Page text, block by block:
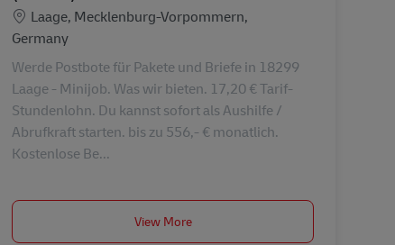
Lokalizacja
Laage, Mecklenburg-Vorpommern,
Germany
Werde Postbote für Pakete und Briefe in 18299
Laage - Minijob. Was wir bieten. 17,20 € Tarif-
Stundenlohn. Du kannst sofort als Aushilfe /
Abrufkraft starten. bis zu 556,- € monatlich.
Kostenlose Be...
View More